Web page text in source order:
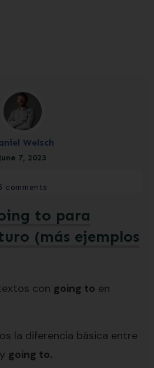
Welsch
June 7, 2023
comments
to para
(más ejemplos
con going to en
la diferencia básica entre
y going to.